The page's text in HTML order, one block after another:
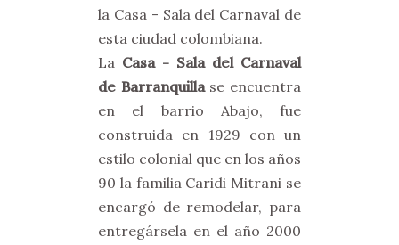
la Casa - Sala del Carnaval de
esta ciudad colombiana.
La Casa - Sala del Carnaval
de Barranquillase encuentra
en el barrio Abajo, fue
construida en 1929 con un
estilo colonial que en los años
90 la familia Caridi Mitrani se
encargó de remodelar, para
entregársela en el año 2000